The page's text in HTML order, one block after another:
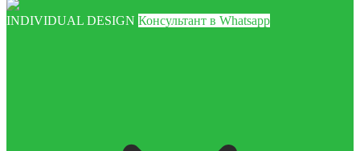
INDIVIDUAL DESIGN Консультант в Whatsapp